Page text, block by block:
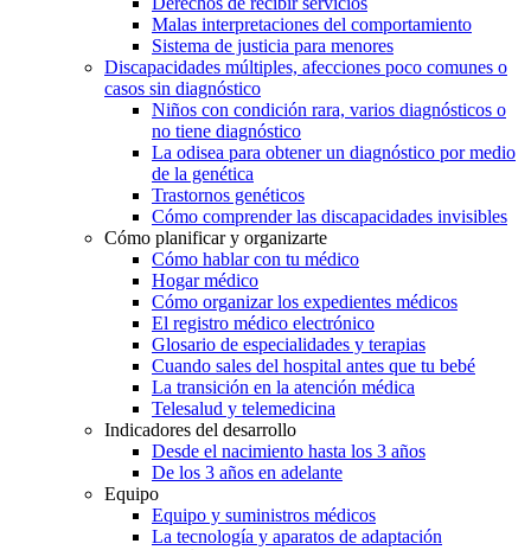
Malas interpretaciones del comportamiento
Sistema de justicia para menores
Discapacidades múltiples, afecciones poco comunes o
casos sin diagnóstico
Niños con condición rara, varios diagnósticos o
no tiene diagnóstico
La odisea para obtener un diagnóstico por medio
de la genética
Trastornos genéticos
Cómo comprender las discapacidades invisibles
Cómo planificar y organizarte
Cómo hablar con tu médico
Hogar médico
Cómo organizar los expedientes médicos
El registro médico electrónico
Glosario de especialidades y terapias
Cuando sales del hospital antes que tu bebé
La transición en la atención médica
Telesalud y telemedicina
Indicadores del desarrollo
Desde el nacimiento hasta los 3 años
De los 3 años en adelante
Equipo
Equipo y suministros médicos
La tecnología y aparatos de adaptación